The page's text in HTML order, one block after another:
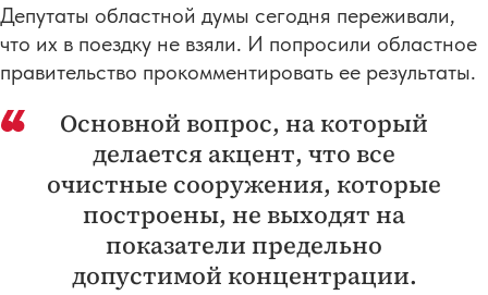
Депутаты областной думы сегодня переживали,
что их в поездку не взяли. И попросили областное
правительство прокомментировать ее результаты.
Основной вопрос, на который
делается акцент, что все
очистные сооружения, которые
построены, не выходят на
показатели предельно
допустимой концентрации.